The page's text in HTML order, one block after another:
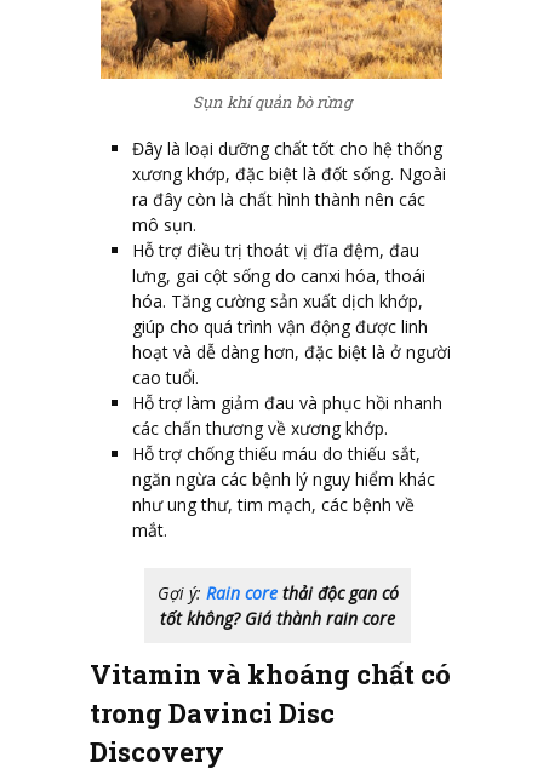
Sụn khí quản bò rừng
Đây là loại dưỡng chất tốt cho hệ thống
xương khớp, đặc biệt là đốt sống. Ngoài
ra đây còn là chất hình thành nên các
mô sụn.
Hỗ trợ điều trị thoát vị đĩa đệm, đau
lưng, gai cột sống do canxi hóa, thoái
hóa. Tăng cường sản xuất dịch khớp,
giúp cho quá trình vận động được linh
hoạt và dễ dàng hơn, đặc biệt là ở người
cao tuổi.
Hỗ trợ làm giảm đau và phục hồi nhanh
các chấn thương về xương khớp.
Hỗ trợ chống thiếu máu do thiếu sắt,
ngăn ngừa các bệnh lý nguy hiểm khác
như ung thư, tim mạch, các bệnh về
mắt.
Gợi ý: Rain corethải độc gan có
tốt không? Giá thành rain core
Vitamin và khoáng chất có
trong Davinci Disc
Discovery